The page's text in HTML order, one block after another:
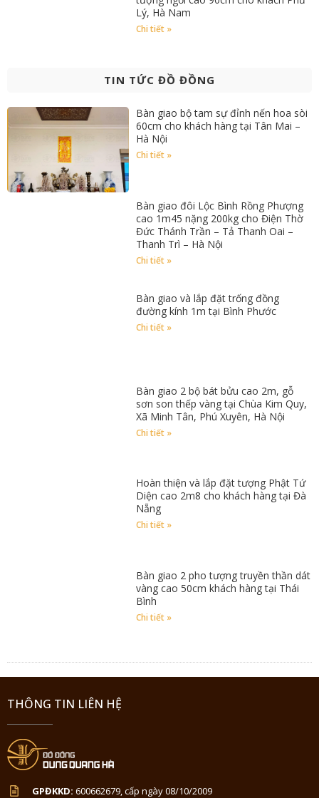
Lý, Hà Nam
Chi tiết »
TIN TỨC ĐỒ ĐỒNG
Bàn giao bộ tam sự đỉnh nến hoa sòi
60cm cho khách hàng tại Tân Mai –
Hà Nội
Chi tiết »
Bàn giao đôi Lộc Bình Rồng Phượng
cao 1m45 nặng 200kg cho Điện Thờ
Đức Thánh Trần – Tả Thanh Oai –
Thanh Trì – Hà Nội
Chi tiết »
Bàn giao và lắp đặt trống đồng
đường kính 1m tại Bình Phước
Chi tiết »
Bàn giao 2 bộ bát bửu cao 2m, gỗ
sơn son thếp vàng tại Chùa Kim Quy,
Xã Minh Tân, Phú Xuyên, Hà Nội
Chi tiết »
Hoàn thiện và lắp đặt tượng Phật Tứ
Diện cao 2m8 cho khách hàng tại Đà
Nẵng
Chi tiết »
Bàn giao 2 pho tượng truyền thần dát
vàng cao 50cm khách hàng tại Thái
Bình
Chi tiết »
THÔNG TIN LIÊN HỆ
GPĐKKD: 600662679, cấp ngày 08/10/2009